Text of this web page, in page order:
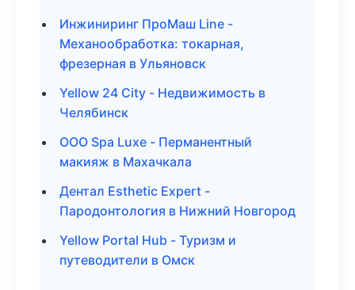
Инжиниринг ПроМаш Line -
Механообработка: токарная,
фрезерная в Ульяновск
Yellow 24 City - Недвижимость в
Челябинск
ООО Spa Luxe - Перманентный
макияж в Махачкала
Дентал Esthetic Expert -
Пародонтология в Нижний Новгород
Yellow Portal Hub - Туризм и
путеводители в Омск